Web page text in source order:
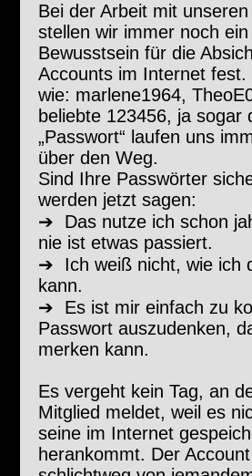
Bei der Arbeit mit
stellen wir immer noch
Bewusstsein für die
Accounts im Internet fest.
wie: marlene1964,
beliebte 123456, ja sogar
„Passwort“ laufen uns
über den Weg.
Sind Ihre Passwörter
werden jetzt sagen:
➔ Das nutze ich schon
nie ist etwas passiert.
➔ Ich weiß nicht, wie ich
kann.
➔ Es ist mir einfach zu
Passwort auszudenken,
merken kann.
Es vergeht kein Tag, an
Mitglied meldet, weil es
seine im Internet
herankommt. Der